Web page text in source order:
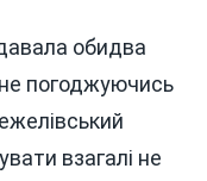
обидва
погоджуючись
взагалі не